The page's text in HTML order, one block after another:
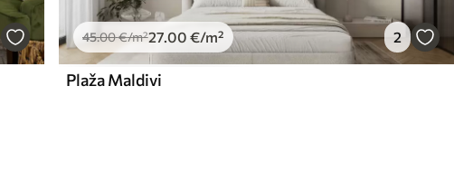
45.00€/m²27.00 €/m² 2
Plaža Maldivi